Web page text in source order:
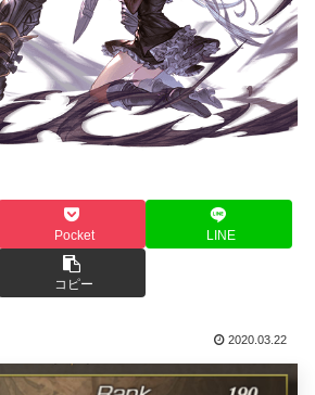
Pocket LINE
コピー
2020.03.22